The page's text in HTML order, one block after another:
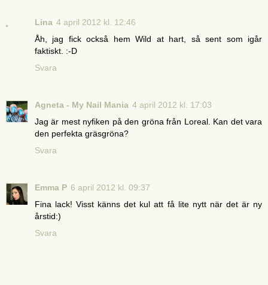
Lina 4 april 2012 kl. 12:46
Åh, jag fick också hem Wild at hart, så sent som igår
faktiskt. :-D
Svara
Agneta - My Nail Mania 4 april 2012 kl. 17:03
Jag är mest nyfiken på den gröna från Loreal. Kan det vara
den perfekta gräsgröna?
Svara
Emma P 6 april 2012 kl. 09:37
Fina lack! Visst känns det kul att få lite nytt när det är ny
årstid:)
Svara